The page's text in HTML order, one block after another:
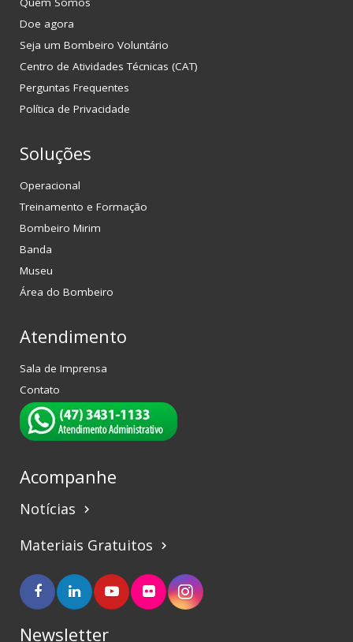
Doe agora
Seja um Bombeiro Voluntário
Centro de Atividades Técnicas (CAT)
Perguntas Frequentes
Política de Privacidade
Soluções
Operacional
Treinamento e Formação
Bombeiro Mirim
Banda
Museu
Área do Bombeiro
Atendimento
Sala de Imprensa
Contato
Acompanhe
Notícias keyboard_arrow_right
Materiais Gratuitos keyboard_arrow_right
Newsletter